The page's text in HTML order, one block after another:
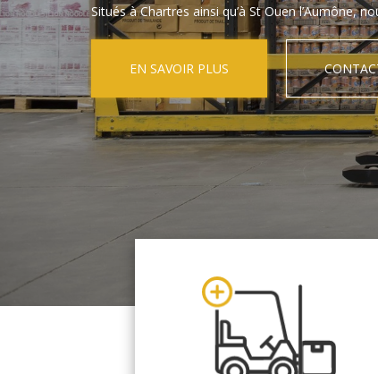
Situés à Chartres ainsi qu’à St Ouen l’Aumône,
EN SAVOIR PLUS